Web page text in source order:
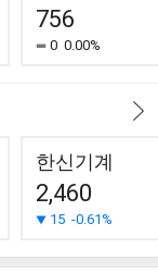
756
0 0.00%
한신기계
2,460
15 -0.61%